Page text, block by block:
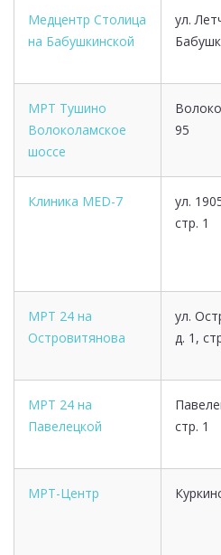
Медцентр Столица
на Бабушкинской
ул.
МРТ Тушино
Волоколамское
шоссе
95
Клиника MED-7
ул.
стр. 1
МРТ 24 на
Островитянова
ул.
д. 1,
МРТ 24 на
Павелецкой
стр. 1
МРТ-Центр